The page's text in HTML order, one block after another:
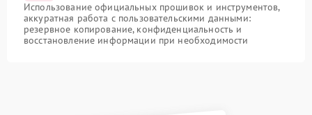
Использование официальных прошивок и инструментов,
аккуратная работа с пользовательскими данными:
резервное копирование, конфиденциальность и
восстановление информации при необходимости